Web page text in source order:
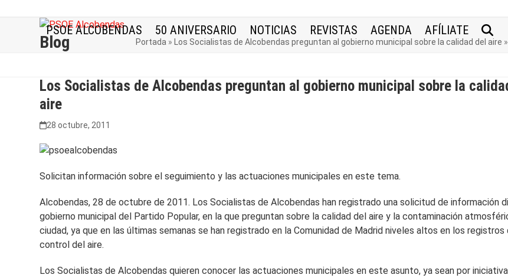
PSOE ALCOBENDAS 50 ANIVERSARIO NOTICIAS REVISTAS AGENDA AFÍLIATE
Blog Portada » Los Socialistas de Alcobendas preguntan al gobierno municipal sobre la calidad del aire »
Los Socialistas de Alcobendas preguntan al gobierno municipal sobre la
aire
28 octubre, 2011
Solicitan información sobre el seguimiento y las actuaciones municipales en este tema.
Alcobendas, 28 de octubre de 2011. Los Socialistas de Alcobendas han registrado una solicitud de información
gobierno municipal del Partido Popular, en la que preguntan sobre la calidad del aire y la contaminación
ciudad, ya que en las últimas semanas se han registrado en la Comunidad de Madrid niveles altos en los registros
control del aire.
Los Socialistas de Alcobendas quieren conocer las actuaciones municipales en este asunto, ya sean por